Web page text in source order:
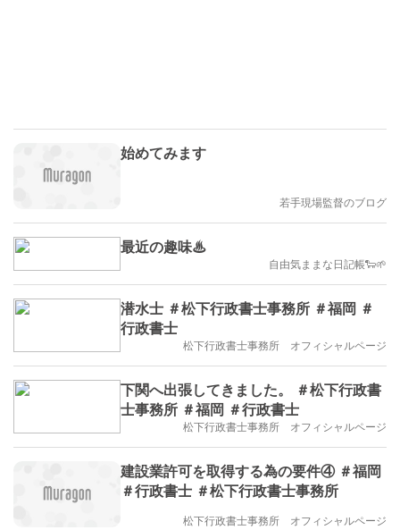
始めてみます
若手現場監督のブログ
最近の趣味♨︎
自由気ままな日記帳🐑🌱
潜水士 ＃松下行政書士事務所 ＃福岡 ＃
行政書士
松下行政書士事務所 オフィシャルページ
下関へ出張してきました。 ＃松下行政書
士事務所 ＃福岡 ＃行政書士
松下行政書士事務所 オフィシャルページ
建設業許可を取得する為の要件④ ＃福岡
＃行政書士 ＃松下行政書士事務所
松下行政書士事務所 オフィシャルページ